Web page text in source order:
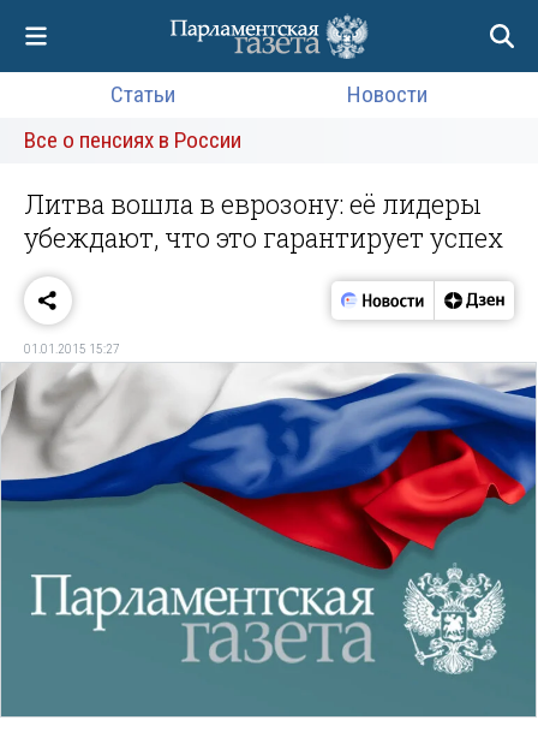
Статьи
Новости
Все о пенсиях в России
Литва вошла в еврозону: её лидеры
убеждают, что это гарантирует успех
01.01.2015 15:27